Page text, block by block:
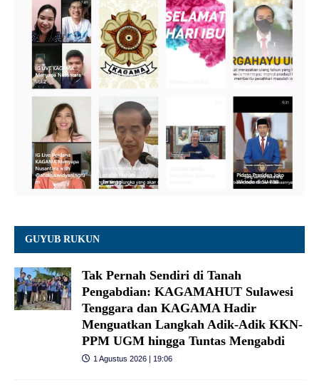
GUYUB RUKUN
Tak Pernah Sendiri di Tanah
Pengabdian: KAGAMAHUT Sulawesi
Tenggara dan KAGAMA Hadir
Menguatkan Langkah Adik-Adik KKN-
PPM UGM hingga Tuntas Mengabdi
1 Agustus 2026 | 19:06